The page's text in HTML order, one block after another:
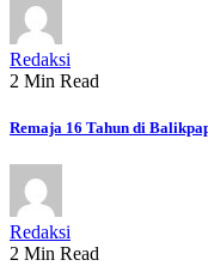
Redaksi
2 Min Read
Remaja 16 Tahun di
Redaksi
2 Min Read